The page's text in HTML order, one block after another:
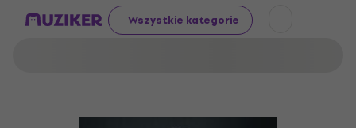
Wszystkie kategorie